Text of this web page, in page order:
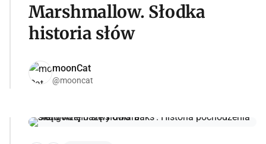
Marshmallow. Słodka
historia słów
moonCat
@mooncat